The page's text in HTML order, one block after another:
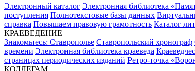
Электронный каталог Электронная библиотека
поступления Полнотекстовые базы данных
справка Повышаем правовую грамотность Каталог
КРАЕВЕДЕНИЕ
Знакомьтесь: Ставрополье Ставропольский хронограф
времени Электронная библиотека краеведа
страницах периодических изданий Ретро-точка
КОЛЛЕГАМ